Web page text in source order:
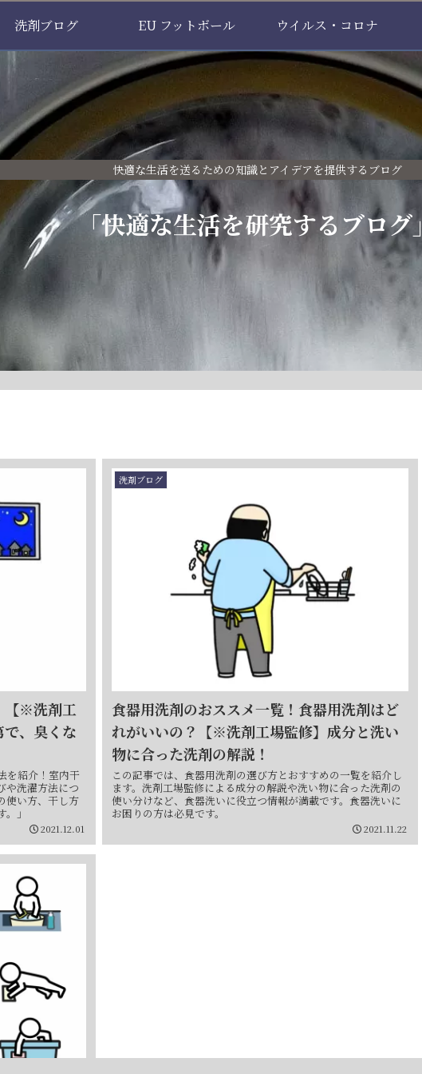
快適な生活を送るための知識とアイデアを提供するブログ
「快適な生活を研究するブログ」
洗剤ブログ EU フットボール ウイルス・コロナ
【※洗剤工
、臭くな
を紹介！室内干
や洗濯方法につ
使い方、干し方
」
2021.12.01
洗剤ブログ
食器用洗剤のおススメ一覧！食器用洗剤はど
れがいいの？【※洗剤工場監修】成分と洗い
物に合った洗剤の解説！
この記事では、食器用洗剤の選び方とおすすめの一覧を紹介し
ます。洗剤工場監修による成分の解説や洗い物に合った洗剤の
使い分けなど、食器洗いに役立つ情報が満載です。食器洗いに
お困りの方は必見です。
2021.11.22